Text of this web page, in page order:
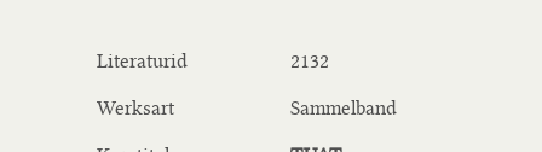
Literaturid 2132
Werksart Sammelband